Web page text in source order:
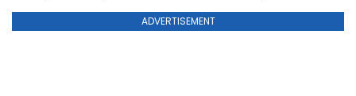
ADVERTISEMENT